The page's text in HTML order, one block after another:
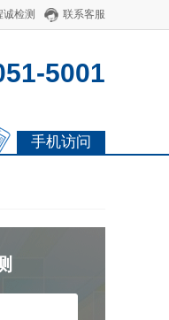
诚检测 联系客服
5001
手机访问